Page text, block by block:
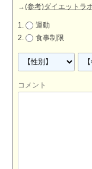
→(参考)ダイエットラ
運動
食事制限
コメント